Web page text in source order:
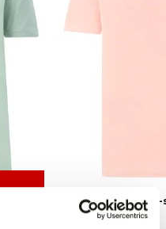
Denham Scissor